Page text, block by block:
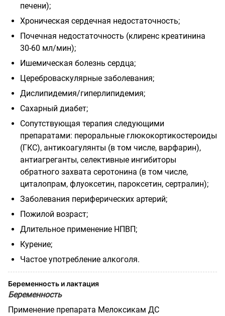
печени);
Хроническая сердечная недостаточность;
Почечная недостаточность (клиренс креатинина
30-60 мл/мин);
Ишемическая болезнь сердца;
Цереброваскулярные заболевания;
Дислипидемия/гиперлипидемия;
Сахарный диабет;
Сопутствующая терапия следующими
препаратами: пероральные глюкокортикостероиды
(ГКС), антикоагулянты (в том числе, варфарин),
антиагреганты, селективные ингибиторы
обратного захвата серотонина (в том числе,
циталопрам, флуоксетин, пароксетин, сертралин);
Заболевания периферических артерий;
Пожилой возраст;
Длительное применение НПВП;
Курение;
Частое употребление алкоголя.
Беременность и лактация
Беременность
Применение препарата Мелоксикам ДС